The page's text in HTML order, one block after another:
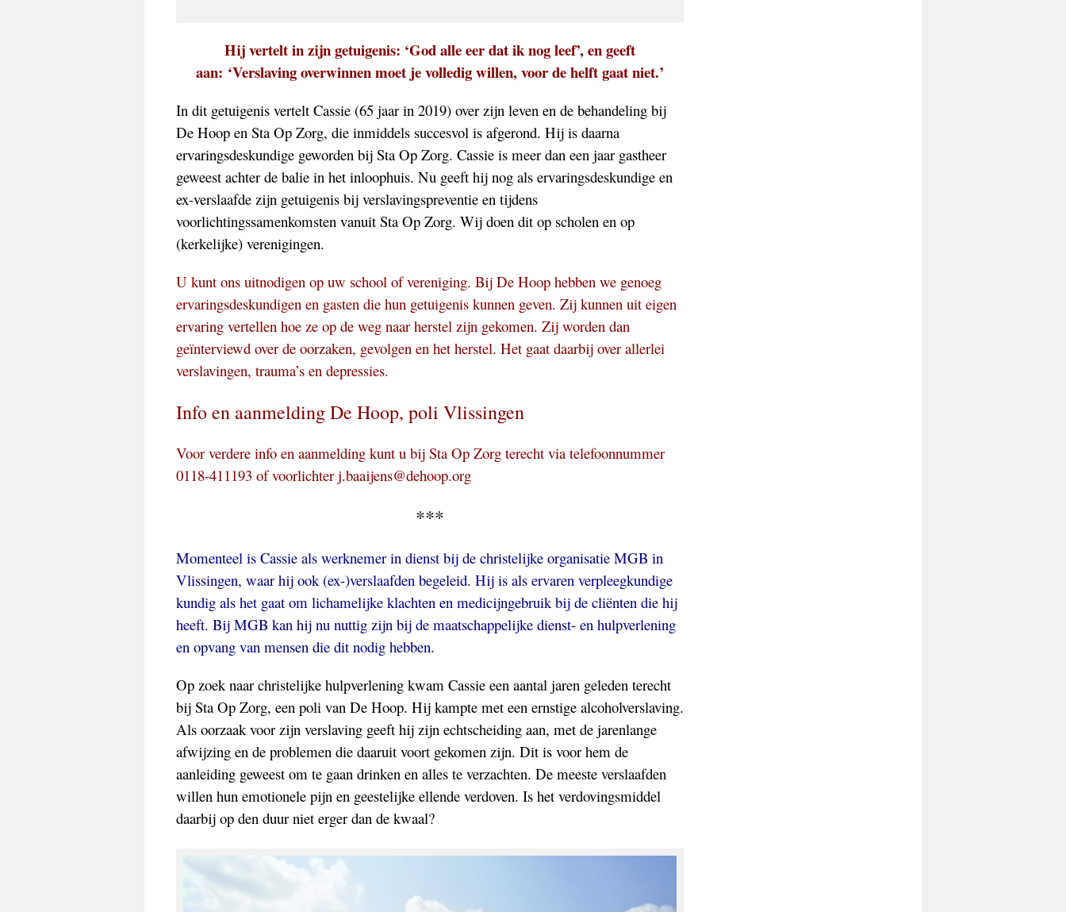
Hij vertelt in zijn getuigenis: ‘God alle eer dat ik nog leef’, en geeft
aan: ‘Verslaving overwinnen moet je volledig willen, voor de helft gaat niet.’
In dit getuigenis vertelt Cassie (65 jaar in 2019) over zijn leven en de behandeling bij
De Hoop en Sta Op Zorg, die inmiddels succesvol is afgerond. Hij is daarna
ervaringsdeskundige geworden bij Sta Op Zorg. Cassie is meer dan een jaar gastheer
geweest achter de balie in het inloophuis. Nu geeft hij nog als ervaringsdeskundige en
ex-verslaafde zijn getuigenis bij verslavingspreventie en tijdens
voorlichtingssamenkomsten vanuit Sta Op Zorg. Wij doen dit op scholen en op
(kerkelijke) verenigingen.
U kunt ons uitnodigen op uw school of vereniging. Bij De Hoop hebben we genoeg
ervaringsdeskundigen en gasten die hun getuigenis kunnen geven. Zij kunnen uit eigen
ervaring vertellen hoe ze op de weg naar herstel zijn gekomen. Zij worden dan
geïnterviewd over de oorzaken, gevolgen en het herstel. Het gaat daarbij over allerlei
verslavingen, trauma’s en depressies.
Info en aanmelding De Hoop, poli Vlissingen
Voor verdere info en aanmelding kunt u bij Sta Op Zorg terecht via telefoonnummer
0118-411193 of voorlichter j.baaijens@dehoop.org
***
Momenteel is Cassie als werknemer in dienst bij de christelijke organisatie MGB in
Vlissingen, waar hij ook (ex-)verslaafden begeleid. Hij is als ervaren verpleegkundige
kundig als het gaat om lichamelijke klachten en medicijngebruik bij de cliënten die hij
heeft. Bij MGB kan hij nu nuttig zijn bij de maatschappelijke dienst- en hulpverlening
en opvang van mensen die dit nodig hebben.
Op zoek naar christelijke hulpverlening kwam Cassie een aantal jaren geleden terecht
bij Sta Op Zorg, een poli van De Hoop. Hij kampte met een ernstige alcoholverslaving.
Als oorzaak voor zijn verslaving geeft hij zijn echtscheiding aan, met de jarenlange
afwijzing en de problemen die daaruit voort gekomen zijn. Dit is voor hem de
aanleiding geweest om te gaan drinken en alles te verzachten. De meeste verslaafden
willen hun emotionele pijn en geestelijke ellende verdoven. Is het verdovingsmiddel
daarbij op den duur niet erger dan de kwaal?